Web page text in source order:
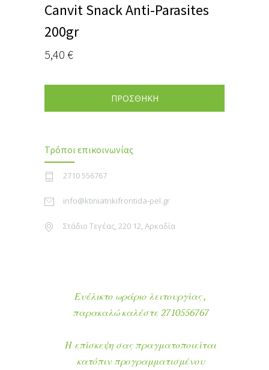
Canvit Snack Anti-Parasites
200gr
5,40 €
ΠΡΟΣΘΗΚΗ
Τρόποι επικοινωνίας
2710 556767
info@ktiniatrikifrontida-pel.gr
Στάδιο Τεγέας, 220 12, Αρκαδία
Ευέλικτο ωράριο λειτουργίας ,
παρακαλώ καλέστε 2710556767
Η επίσκεψη σας πραγματοποιείται
κατόπιν προγραμματισμένου